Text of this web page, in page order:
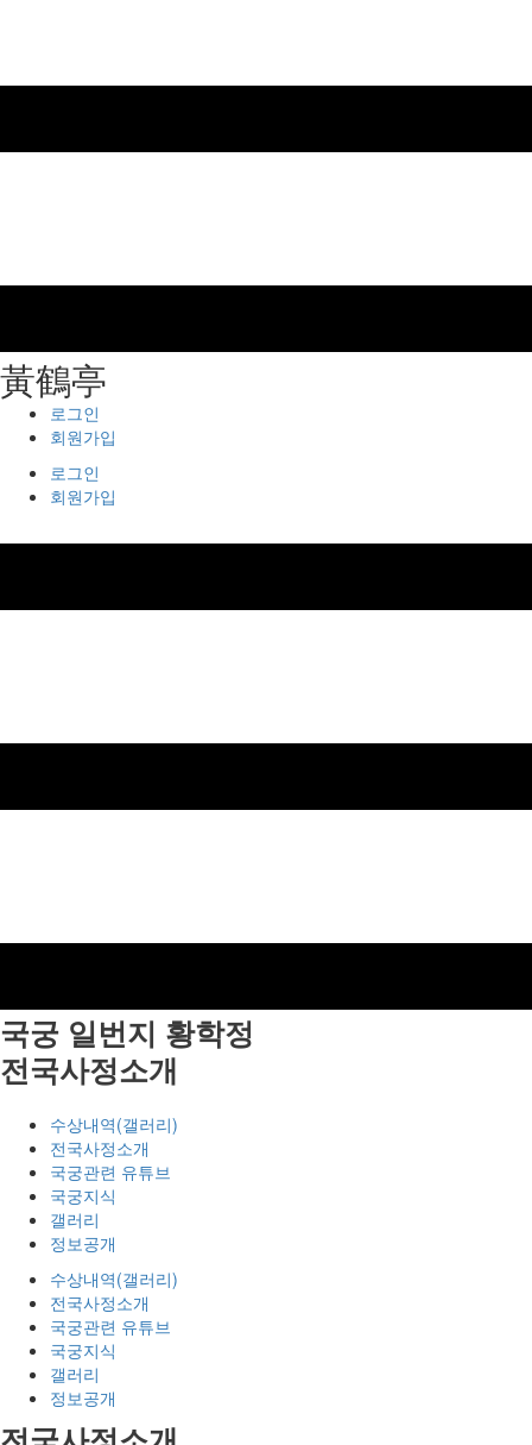
⿈鶴亭
로그인
회원가입
로그인
회원가입
국궁 일번지 황학정
전국사정소개
수상내역(갤러리)
전국사정소개
국궁관련 유튜브
국궁지식
갤러리
정보공개
수상내역(갤러리)
전국사정소개
국궁관련 유튜브
국궁지식
갤러리
정보공개